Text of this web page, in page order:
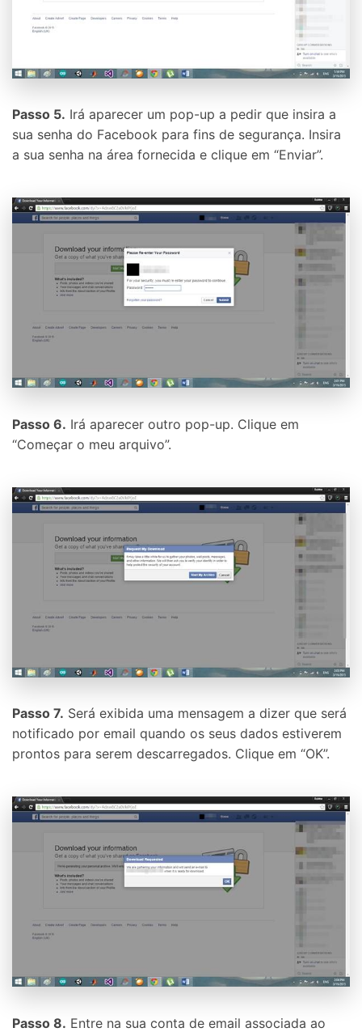
Passo 5. Irá aparecer um pop-up a pedir que insira a
sua senha do Facebook para fins de segurança. Insira
a sua senha na área fornecida e clique em “Enviar”.
Passo 6. Irá aparecer outro pop-up. Clique em
“Começar o meu arquivo”.
Passo 7. Será exibida uma mensagem a dizer que será
notificado por email quando os seus dados estiverem
prontos para serem descarregados. Clique em “OK”.
Passo 8. Entre na sua conta de email associada ao